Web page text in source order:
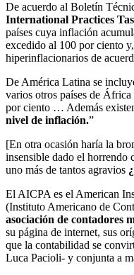
De acuerdo al Boletín
International Practices
países cuya inflación
excedido al 100 por ciento
hiperinflacionarios de
De América Latina se
varios otros países de
por ciento … Además
nivel de inflación.”
[En otra ocasión haría la
insensible dado el horrendo
uno más de tantos agravios
El AICPA es el American
(Instituto Americano de
asociación de contadores
su página de internet, sus
que la contabilidad se
Luca Pacioli- y conjunta a